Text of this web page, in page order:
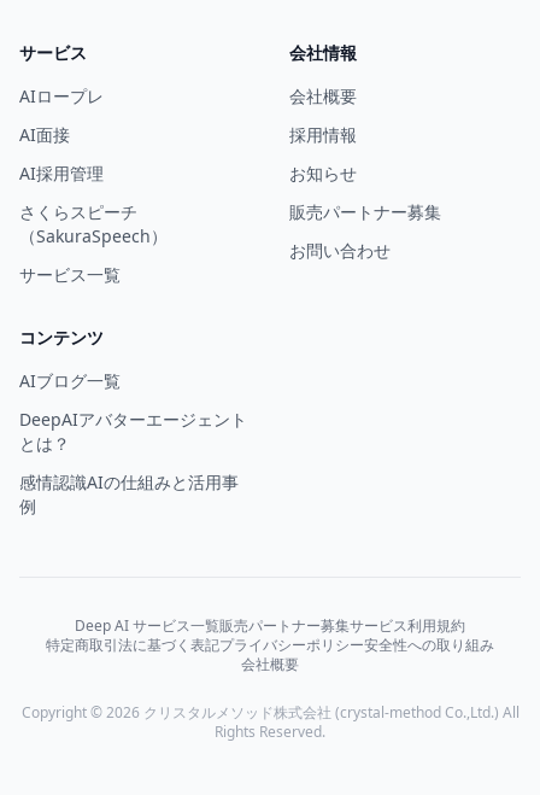
サービス
AIロープレ
AI面接
AI採用管理
さくらスピーチ
（SakuraSpeech）
サービス一覧
会社情報
会社概要
採用情報
お知らせ
販売パートナー募集
お問い合わせ
コンテンツ
AIブログ一覧
DeepAIアバターエージェント
とは？
感情認識AIの仕組みと活用事
例
Deep AI サービス一覧販売パートナー募集サービス利用規約
特定商取引法に基づく表記プライバシーポリシー安全性への取り組み
会社概要
Copyright © 2026 クリスタルメソッド株式会社 (crystal-method Co.,Ltd.) All
Rights Reserved.